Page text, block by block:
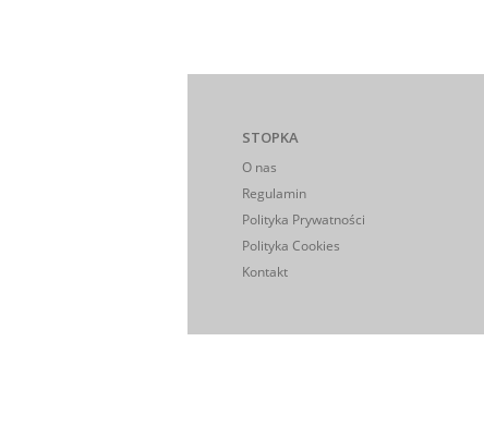
STOPKA
O nas
Regulamin
Polityka Prywatności
Polityka Cookies
Kontakt